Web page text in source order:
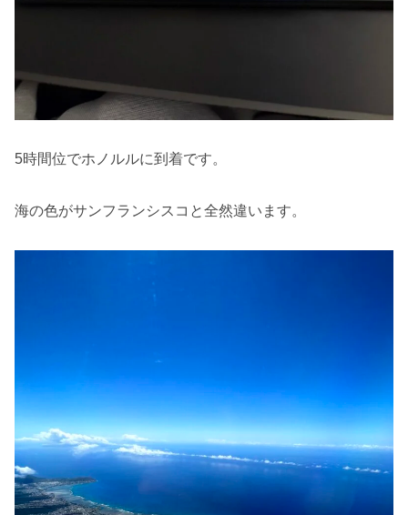
5時間位でホノルルに到着です。
海の色がサンフランシスコと全然違います。